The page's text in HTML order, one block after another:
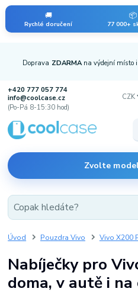
🚚
Rychlé doručení
📦
77 000+
Doprava ZDARMA na výdejní místo
+420 777 057 774
info@coolcase.cz
(Po-Pá 8-15:30 hod)
Zvolte
CZK
Úvod Pouzdra Vivo Vivo X200
Nabíječky pro
doma, v autě i na